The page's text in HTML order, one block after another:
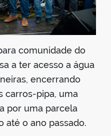
comunidade do
a ter acesso a água
encerrando
carros-pipa, uma
por uma parcela
até o ano passado.